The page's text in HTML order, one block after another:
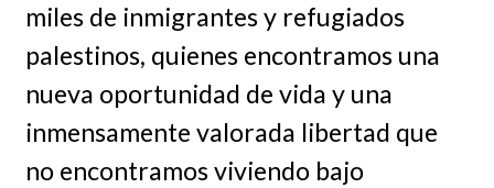
miles de inmigrantes y refugiados
palestinos, quienes encontramos una
nueva oportunidad de vida y una
inmensamente valorada libertad que
no encontramos viviendo bajo